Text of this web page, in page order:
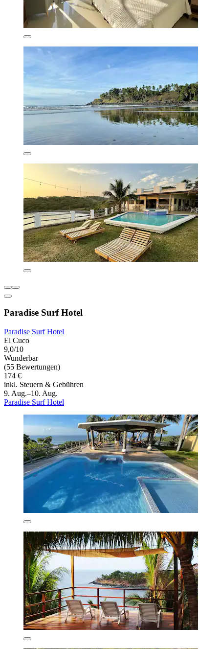
Paradise Surf Hotel
Paradise Surf Hotel
El Cuco
9,0/10
Wunderbar
(55 Bewertungen)
174 €
inkl. Steuern & Gebühren
9. Aug.–10. Aug.
Paradise Surf Hotel